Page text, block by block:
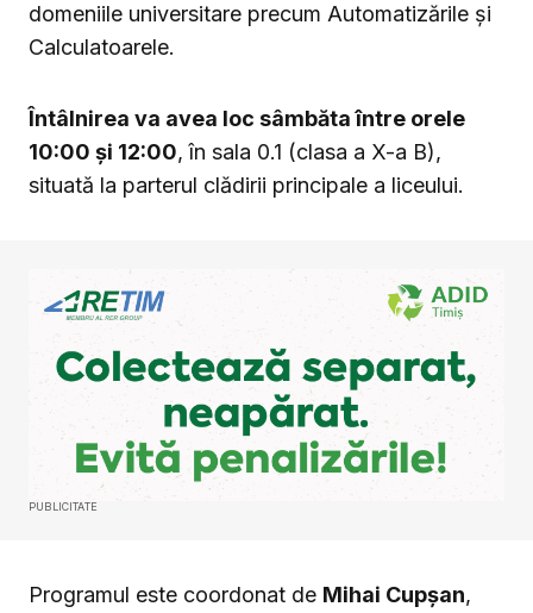
domeniile universitare precum Automatizările și
Calculatoarele.
Întâlnirea va avea loc sâmbăta între orele
10:00 și 12:00, în sala 0.1 (clasa a X-a B),
situată la parterul clădirii principale a liceului.
PUBLICITATE
Programul este coordonat de Mihai Cupșan,